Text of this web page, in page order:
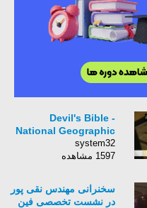
Devil's Bible -
National Geographic
system32
1597 مشاهده
سخنرانی مهندس نقی پور
در نشست تخصصی فین